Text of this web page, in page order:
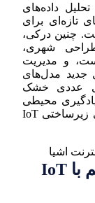
داده‌های
تازه‌ای برای
چنین درکی،
شهری،
و مدیریت
جدید مدل‌های
عددی خشک
محیطی
بهره می‌برند؛ ویژگی‌هایی که بدون پشتیبانی زیرساختی IoT
کاربردهای مدل‌سازی ریزاقلیم با IoT